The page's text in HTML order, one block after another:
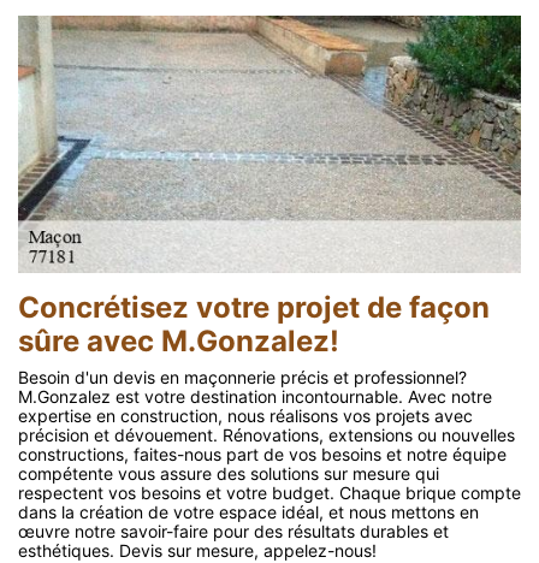
Concrétisez votre projet de façon
sûre avec M.Gonzalez!
Besoin d'un devis en maçonnerie précis et professionnel?
M.Gonzalez est votre destination incontournable. Avec notre
expertise en construction, nous réalisons vos projets avec
précision et dévouement. Rénovations, extensions ou nouvelles
constructions, faites-nous part de vos besoins et notre équipe
compétente vous assure des solutions sur mesure qui
respectent vos besoins et votre budget. Chaque brique compte
dans la création de votre espace idéal, et nous mettons en
œuvre notre savoir-faire pour des résultats durables et
esthétiques. Devis sur mesure, appelez-nous!